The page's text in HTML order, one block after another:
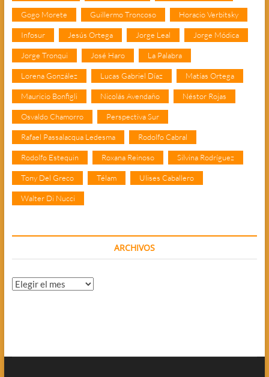
Gogo Morete Guillermo Troncoso Horacio Verbitsky
Infosur Jesús Ortega Jorge Leal Jorge Módica
Jorge Tronqui José Haro La Palabra
Lorena González Lucas Gabriel Díaz Matías Ortega
Mauricio Bonfigli Nicolás Avendaño Néstor Rojas
Osvaldo Chamorro Perspectiva Sur
Rafael Passalacqua Ledesma Rodolfo Cabral
Rodolfo Estequin Roxana Reinoso Silvina Rodríguez
Tony Del Greco Télam Ulises Caballero
Walter Di Nucci
ARCHIVOS
Archivos